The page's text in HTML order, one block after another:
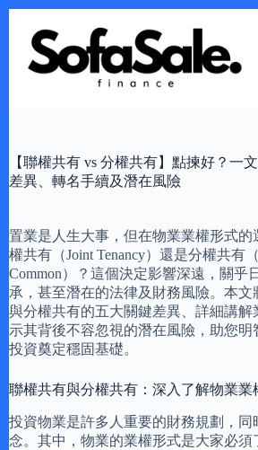
content
【聯權共有 vs 分權共有】點揀好？一
差異、轉名手續及潛在風險
置業是人生大事，但在物業業權形式的
權共有（Joint Tenancy）還是分權共有
Common）？這個決定影響深遠，關乎
承，甚至潛在的法律及財務風險。本
與分權共有的五大關鍵差異、詳細講解
示其背後不容忽視的潛在風險，助您明
投資奠定穩固基礎。
聯權共有與分權共有：深入了解物業業
投資物業是許多人重要的財務規劃，同
念。其中，物業的業權形式是大家必須